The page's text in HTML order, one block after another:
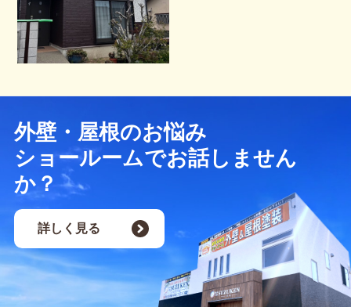
外壁・屋根のお悩み
ショールームでお話しません
か？
詳しく見る